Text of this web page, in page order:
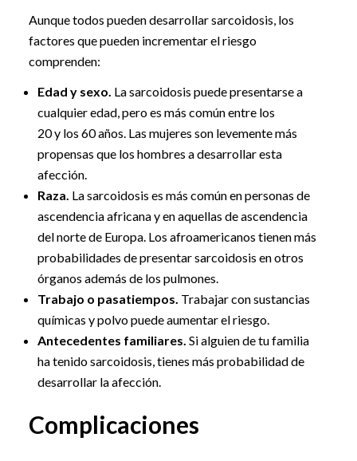
Aunque todos pueden desarrollar sarcoidosis, los
factores que pueden incrementar el riesgo
comprenden:
Edad y sexo. La sarcoidosis puede presentarse a
cualquier edad, pero es más común entre los
20 y los 60 años. Las mujeres son levemente más
propensas que los hombres a desarrollar esta
afección.
Raza. La sarcoidosis es más común en personas de
ascendencia africana y en aquellas de ascendencia
del norte de Europa. Los afroamericanos tienen más
probabilidades de presentar sarcoidosis en otros
órganos además de los pulmones.
Trabajo o pasatiempos. Trabajar con sustancias
químicas y polvo puede aumentar el riesgo.
Antecedentes familiares. Si alguien de tu familia
ha tenido sarcoidosis, tienes más probabilidad de
desarrollar la afección.
Complicaciones